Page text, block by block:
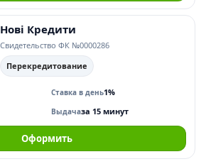
Нові Кредити
Свидетельство ФК №0000286
Перекредитование
Ставка в день1%
Выдачаза 15 минут
Оформить